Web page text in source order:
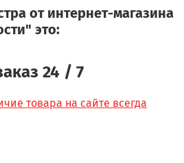
от интернет-магазина
это:
24 / 7
товара на сайте всегда